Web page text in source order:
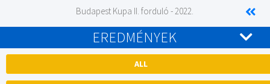
Budapest Kupa II. forduló - 2022.
EREDMÉNYEK
ALL